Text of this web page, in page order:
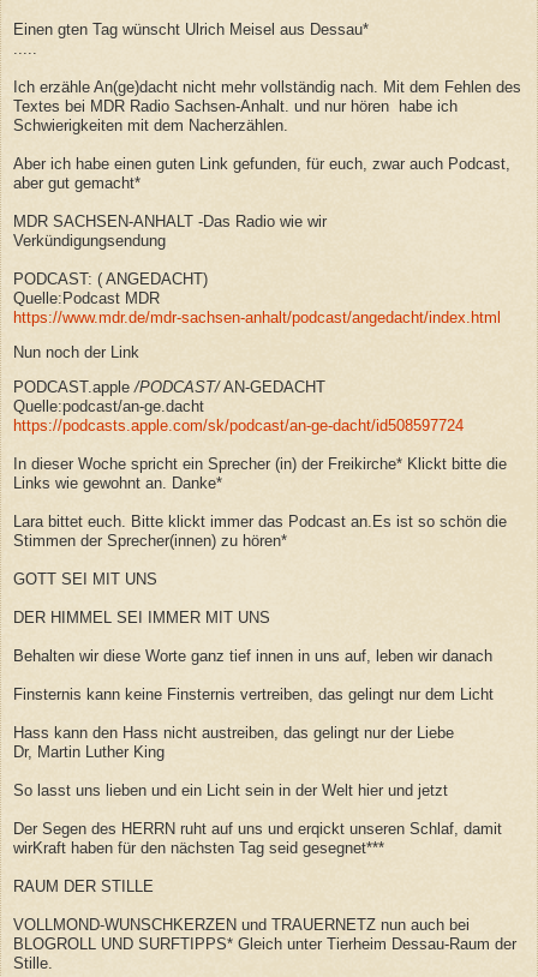
Einen gten Tag wünscht Ulrich Meisel aus Dessau*
Ich erzähle An(ge)dacht nicht mehr vollständig nach. Mit dem Fehlen des
Textes bei MDR Radio Sachsen-Anhalt. und nur hören habe ich
Schwierigkeiten mit dem Nacherzählen.
Aber ich habe einen guten Link gefunden, für euch, zwar auch Podcast,
aber gut gemacht*
MDR SACHSEN-ANHALT -Das Radio wie wir
Verkündigungsendung
PODCAST: ( ANGEDACHT)
Quelle: Podcast MDR
https://www.mdr.de/mdr-sachsen-anhalt/podcast/angedacht/index.html
Nun noch der Link
PODCAST.apple /PODCAST/AN-GEDACHT
Quelle:podcast/an-ge.dacht
https://podcasts.apple.com/sk/podcast/an-ge-dacht/id508597724
In dieser Woche spricht ein Sprecher (in) der Freikirche* Klickt bitte die
Links wie gewohnt an. Danke*
Lara bittet euch. Bitte klickt immer das Podcast an.Es ist so schön die
Stimmen der Sprecher(innen) zu hören*
GOTT SEI MIT UNS
DER HIMMEL SEI IMMER MIT UNS
Behalten wir diese Worte ganz tief innen in uns auf, leben wir danach
Finsternis kann keine Finsternis vertreiben, das gelingt nur dem Licht
Hass kann den Hass nicht austreiben, das gelingt nur der Liebe
Dr, Martin Luther King
So lasst uns lieben und ein Licht sein in der Welt hier und jetzt
Der Segen des HERRN ruht auf uns und erqickt unseren Schlaf, damit
wirKraft haben für den nächsten Tag seid gesegnet***
RAUM DER STILLE
VOLLMOND-WUNSCHKERZEN und TRAUERNETZ nun auch bei
BLOGROLL UND SURFTIPPS* Gleich unter Tierheim Dessau-Raum der
Stille.